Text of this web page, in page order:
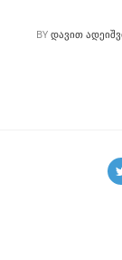
POSTED
BY ᲓᲐᲕᲘᲗ